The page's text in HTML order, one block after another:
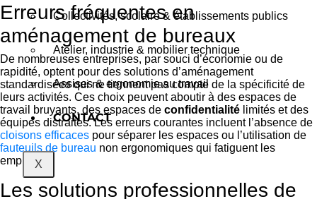
Collectivités, scolaire & établissements publics
Atelier, industrie & mobilier technique
Assises & ergonomie au travail
CONTACT
X
Erreurs fréquentes en
aménagement de bureaux
De nombreuses entreprises, par souci d’économie ou de
rapidité, optent pour des solutions d’aménagement
standardisées qui ne tiennent pas compte de la spécificité de
leurs activités. Ces choix peuvent aboutir à des espaces de
travail bruyants, des espaces de confidentialité limités et des
équipes distraites. Les erreurs courantes incluent l’absence de
cloisons efficaces pour séparer les espaces ou l’utilisation de
fauteuils de bureau non ergonomiques qui fatiguent les
employés.
Les solutions professionnelles de